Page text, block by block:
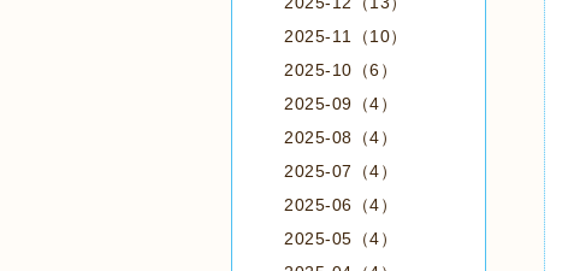
2025-11（10）
2025-10（6）
2025-09（4）
2025-08（4）
2025-07（4）
2025-06（4）
2025-05（4）